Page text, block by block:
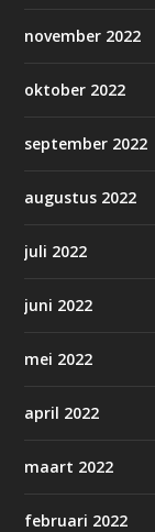
november 2022
oktober 2022
september 2022
augustus 2022
juli 2022
juni 2022
mei 2022
april 2022
maart 2022
februari 2022